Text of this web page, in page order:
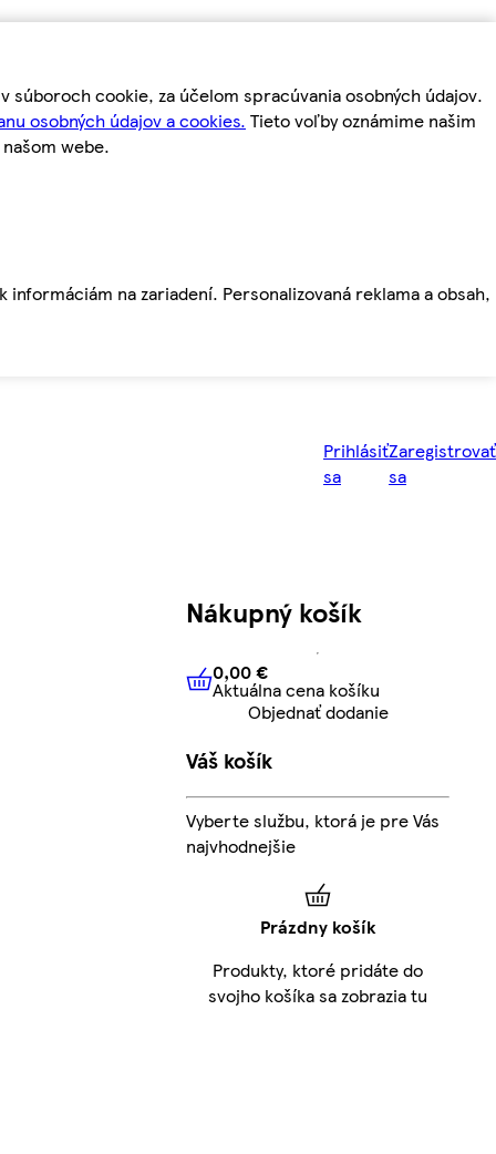
cookie, za účelom spracúvania osobných údajov.
osobných údajov a cookies. Tieto voľby oznámime našim
webe.
na zariadení. Personalizovaná reklama a obsah,
Prihlásiť
sa
Zaregistrovať
sa
Nákupný košík
0,00 € Aktuálna cena košíku
0,00 €
Aktuálna cena košíku
Objednať dodanie
Váš košík
Vyberte službu, ktorá je pre Vás
najvhodnejšie
Prázdny košík
Produkty, ktoré pridáte do
svojho košíka sa zobrazia tu